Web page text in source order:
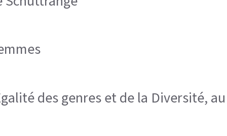
des genres et de la Diversité,